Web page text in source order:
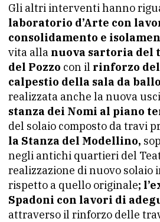
Gli altri interventi hanno
laboratorio d’Arte con
consolidamento e
vita alla nuova sartoria del
del Pozzo con il rinforzo
calpestio della sala da
realizzata anche la nuova
stanza dei Nomi al piano
del solaio composto da travi
la Stanza del Modellino,
negli antichi quartieri del
realizzazione di nuovo solaio
rispetto a quello originale;
Spadoni con lavori di
attraverso il rinforzo delle